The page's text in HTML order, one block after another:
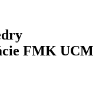
FMK UCM